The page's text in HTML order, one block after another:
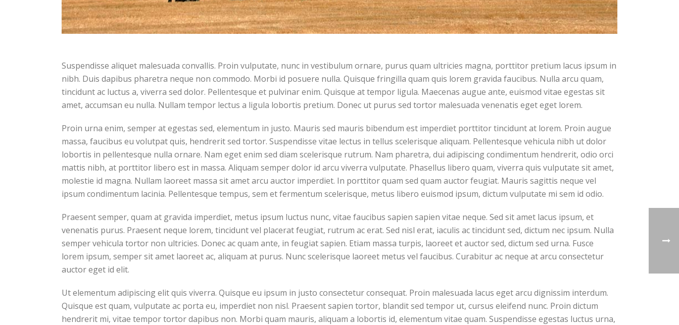
Suspendisse aliquet malesuada convallis. Proin vulputate, nunc in vestibulum ornare, purus quam ultricies magna, porttitor pretium lacus ipsum in
nibh. Duis dapibus pharetra neque non commodo. Morbi id posuere nulla. Quisque fringilla quam quis lorem gravida faucibus. Nulla arcu quam,
tincidunt ac luctus a, viverra sed dolor. Pellentesque et pulvinar enim. Quisque at tempor ligula. Maecenas augue ante, euismod vitae egestas sit
amet, accumsan eu nulla. Nullam tempor lectus a ligula lobortis pretium. Donec ut purus sed tortor malesuada venenatis eget eget lorem.
Proin urna enim, semper at egestas sed, elementum in justo. Mauris sed mauris bibendum est imperdiet porttitor tincidunt at lorem. Proin augue
massa, faucibus eu volutpat quis, hendrerit sed tortor. Suspendisse vitae lectus in tellus scelerisque aliquam. Pellentesque vehicula nibh ut dolor
lobortis in pellentesque nulla ornare. Nam eget enim sed diam scelerisque rutrum. Nam pharetra, dui adipiscing condimentum hendrerit, odio orci
mattis nibh, at porttitor libero est in massa. Aliquam semper dolor id arcu viverra vulputate. Phasellus libero quam, viverra quis vulputate sit amet,
molestie id magna. Nullam laoreet massa sit amet arcu auctor imperdiet. In porttitor quam sed quam auctor feugiat. Mauris sagittis neque vel
ipsum condimentum lacinia. Pellentesque tempus, sem et fermentum scelerisque, metus libero euismod ipsum, dictum vulputate mi sem id odio.
Praesent semper, quam at gravida imperdiet, metus ipsum luctus nunc, vitae faucibus sapien sapien vitae neque. Sed sit amet lacus ipsum, et
venenatis purus. Praesent neque lorem, tincidunt vel placerat feugiat, rutrum ac erat. Sed nisl erat, iaculis ac tincidunt sed, dictum nec ipsum. Nulla
semper vehicula tortor non ultricies. Donec ac quam ante, in feugiat sapien. Etiam massa turpis, laoreet et auctor sed, dictum sed urna. Fusce
lorem ipsum, semper sit amet laoreet ac, aliquam at purus. Nunc scelerisque laoreet metus vel faucibus. Curabitur ac neque at arcu consectetur
auctor eget id elit.
Ut elementum adipiscing elit quis viverra. Quisque eu ipsum in justo consectetur consequat. Proin malesuada lacus eget arcu dignissim interdum.
Quisque est quam, vulputate ac porta eu, imperdiet non nisl. Praesent sapien tortor, blandit sed tempor ut, cursus eleifend nunc. Proin dictum
hendrerit mi, vitae tempor tortor dapibus non. Morbi quam mauris, aliquam a lobortis id, elementum vitae quam. Suspendisse egestas luctus urna,